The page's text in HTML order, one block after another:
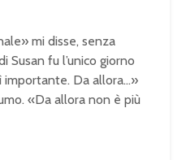
mi disse, senza
Susan fu l’unico giorno
importante. Da allora…»
«Da allora non è più